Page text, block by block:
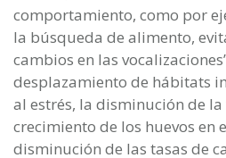
comportamiento, como por
la búsqueda de alimento,
cambios en las
desplazamiento de hábitats
al estrés, la disminución de
crecimiento de los huevos en
disminución de las tasas de